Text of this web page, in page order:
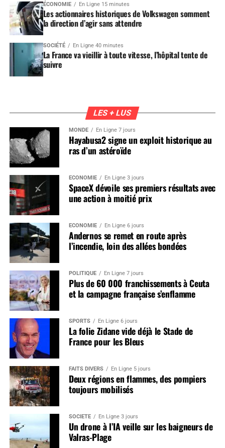
ÉCONOMIE En Ligne 15 minutes
Les actionnaires historiques de Volkswagen somment
la direction d’agir sans attendre
SOCIÉTÉ En Ligne 40 minutes
La France va vieillir à toute vitesse, l’hôpital tente de
suivre
LES + LUS
MONDE En Ligne 7 jours
Hayabusa2 signe un exploit historique au
ras d’un astéroïde
ÉCONOMIE En Ligne 3 jours
SpaceX dévoile ses premiers résultats avec
une action à moitié prix
ÉCONOMIE En Ligne 6 jours
Andernos se remet en route après
l’incendie, loin des allées bondées
POLITIQUE En Ligne 7 jours
Plus de 60 000 franchissements à Ceuta
et la campagne française s’enflamme
SPORTS En Ligne 6 jours
La folie Zidane vide déjà le Stade de
France pour les Bleus
FAITS DIVERS En Ligne 5 jours
Deux régions en flammes, des pompiers
toujours mobilisés
SOCIÉTÉ En Ligne 3 jours
Un drone à l’IA veille sur les baigneurs de
Valras-Plage